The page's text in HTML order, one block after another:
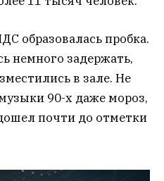
образовалась пробка.
немного задержать,
в зале. Не
90-х даже мороз,
почти до отметки